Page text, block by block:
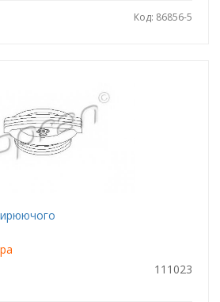
Код: 86856-5
111023